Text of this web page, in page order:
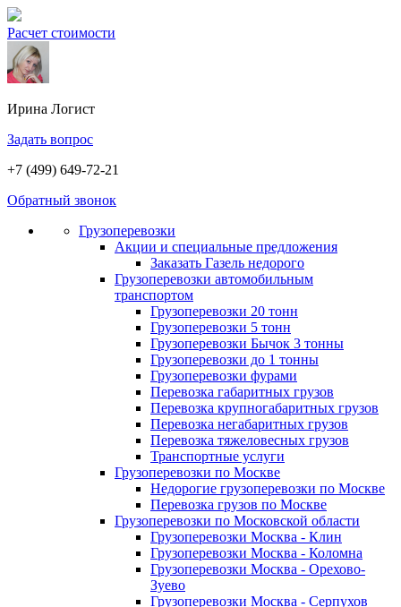
Расчет стоимости
Ирина Логист
Задать вопрос
+7 (499) 649-72-21
Обратный звонок
Грузоперевозки
Акции и специальные предложения
Заказать Газель недорого
Грузоперевозки автомобильным
транспортом
Грузоперевозки 20 тонн
Грузоперевозки 5 тонн
Грузоперевозки Бычок 3 тонны
Грузоперевозки до 1 тонны
Грузоперевозки фурами
Перевозка габаритных грузов
Перевозка крупногабаритных грузов
Перевозка негабаритных грузов
Перевозка тяжеловесных грузов
Транспортные услуги
Грузоперевозки по Москве
Недорогие грузоперевозки по Москве
Перевозка грузов по Москве
Грузоперевозки по Московской области
Грузоперевозки Москва - Клин
Грузоперевозки Москва - Коломна
Грузоперевозки Москва - Орехово-
Зуево
Грузоперевозки Москва - Серпухов